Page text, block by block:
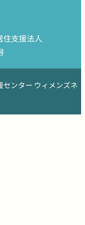
支援法人
ンター ウィメンズネ